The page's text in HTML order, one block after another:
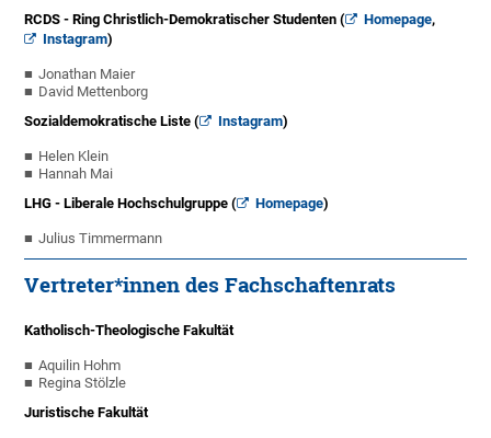
RCDS - Ring Christlich-Demokratischer Studenten (
Homepage,
Instagram)
Jonathan Maier
David Mettenborg
Sozialdemokratische Liste (
Instagram)
Helen Klein
Hannah Mai
LHG - Liberale Hochschulgruppe (
Homepage)
Julius Timmermann
Vertreter*innen des Fachschaftenrats
Katholisch-Theologische Fakultät
Aquilin Hohm
Regina Stölzle
Juristische Fakultät